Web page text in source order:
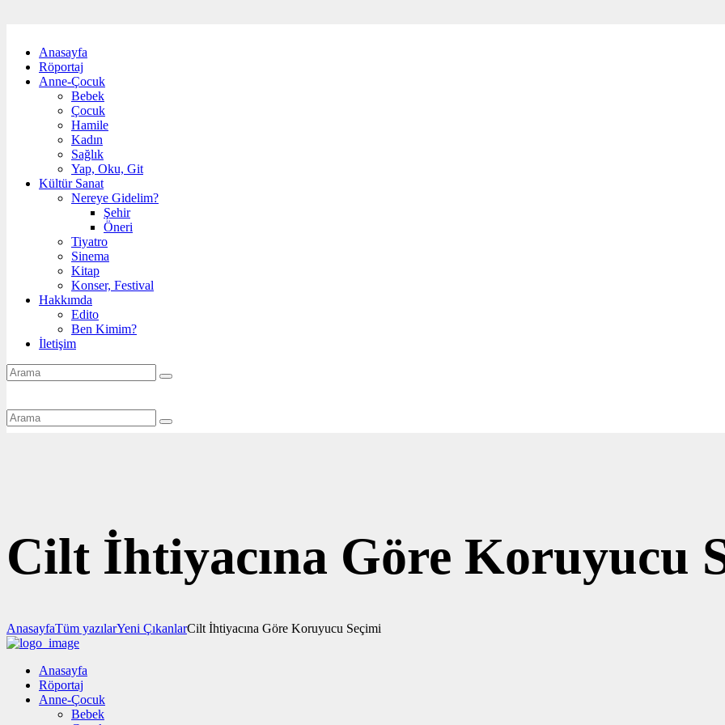
Anasayfa
Röportaj
Anne-Çocuk
Bebek
Çocuk
Hamile
Kadın
Sağlık
Yap, Oku, Git
Kültür Sanat
Nereye Gidelim?
Şehir
Öneri
Tiyatro
Sinema
Kitap
Konser, Festival
Hakkımda
Edito
Ben Kimim?
İletişim
Cilt İhtiyacına Göre Koruyucu
AnasayfaTüm yazılarYeni ÇıkanlarCilt İhtiyacına Göre Koruyucu Seçimi
Anasayfa
Röportaj
Anne-Çocuk
Bebek